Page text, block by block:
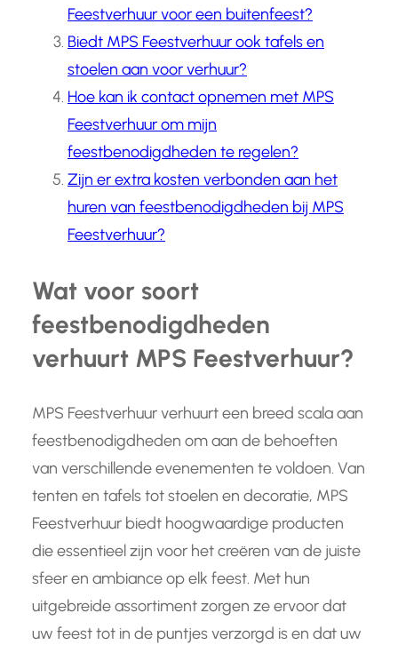
Feestverhuur voor een buitenfeest?
Biedt MPS Feestverhuur ook tafels en
stoelen aan voor verhuur?
Hoe kan ik contact opnemen met MPS
Feestverhuur om mijn
feestbenodigdheden te regelen?
Zijn er extra kosten verbonden aan het
huren van feestbenodigdheden bij MPS
Feestverhuur?
Wat voor soort
feestbenodigdheden
verhuurt MPS Feestverhuur?
MPS Feestverhuur verhuurt een breed scala aan
feestbenodigdheden om aan de behoeften
van verschillende evenementen te voldoen. Van
tenten en tafels tot stoelen en decoratie, MPS
Feestverhuur biedt hoogwaardige producten
die essentieel zijn voor het creëren van de juiste
sfeer en ambiance op elk feest. Met hun
uitgebreide assortiment zorgen ze ervoor dat
uw feest tot in de puntjes verzorgd is en dat uw